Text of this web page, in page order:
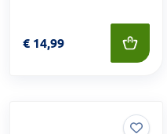
Prijs: € 14,99
€ 14,99